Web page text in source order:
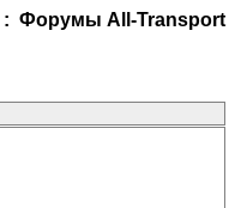
: Форумы All-Transport